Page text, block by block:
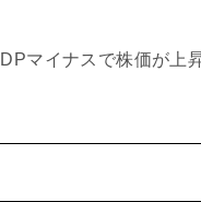
マイナスで株価が上